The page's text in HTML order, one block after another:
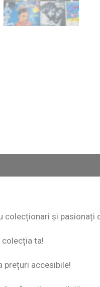
colecționari și pasionați
colecția ta!
prețuri accesibile!